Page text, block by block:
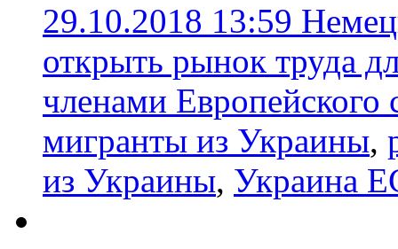
29.10.2018 13:59
открыть рынок труда
членами Европейского
мигранты из Украины,
из Украины, Украина